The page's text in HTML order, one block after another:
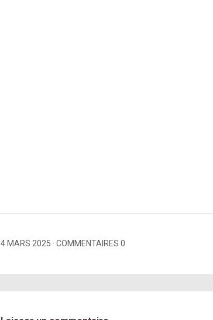
4 MARS 2025 COMMENTAIRES 0